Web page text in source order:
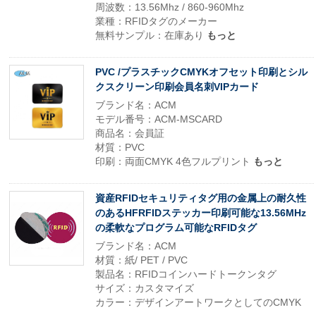
周波数：13.56Mhz / 860-960Mhz
業種：RFIDタグのメーカー
無料サンプル：在庫あり もっと
PVC /プラスチックCMYKオフセット印刷とシル
クスクリーン印刷会員名刺VIPカード
ブランド名：ACM
モデル番号：ACM-MSCARD
商品名：会員証
材質：PVC
印刷：両面CMYK 4色フルプリント もっと
資産RFIDセキュリティタグ用の金属上の耐久性
のあるHFRFIDステッカー印刷可能な13.56MHz
の柔軟なプログラム可能なRFIDタグ
ブランド名：ACM
材質：紙/ PET / PVC
製品名：RFIDコインハードトークンタグ
サイズ：カスタマイズ
カラー：デザインアートワークとしてのCMYK